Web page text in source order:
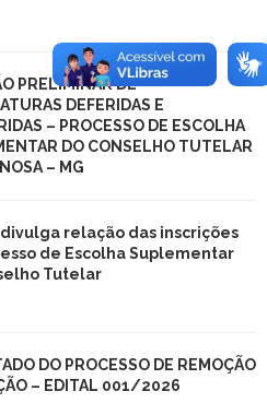
PRELIMINAR DE
DEFERIDAS E
– PROCESSO DE ESCOLHA
DO CONSELHO TUTELAR
– MG
divulga relação das inscrições
de Escolha Suplementar
Tutelar
DO PROCESSO DE REMOÇÃO
– EDITAL 001/2026